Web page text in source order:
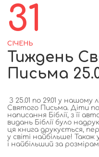
31
СІЧЕНЬ
Тиждень
Письма
З 25.01 по 29.01 у нашому
Святого Письма. Діти
написання Біблії, з її
видань Біблії було
ця книга друкується,
у світі найбільше!
і найбільший за